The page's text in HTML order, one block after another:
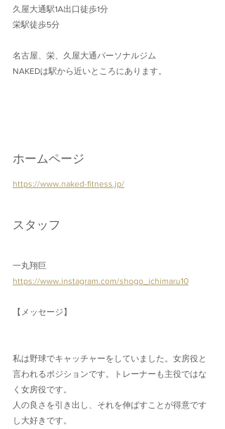
久屋大通駅1A出口徒歩1分
栄駅徒歩5分
名古屋、栄、久屋大通パーソナルジム
NAKEDは駅から近いところにあります。
ホームページ
https://www.naked-fitness.jp/
スタッフ
一丸翔巨
https://www.instagram.com/shogo_ichimaru10
【メッセージ】
私は野球でキャッチャーをしていました。女房役と
言われるポジションです。トレーナーも主役ではな
く女房役です。
人の良さを引き出し、それを伸ばすことが得意です
し大好きです。